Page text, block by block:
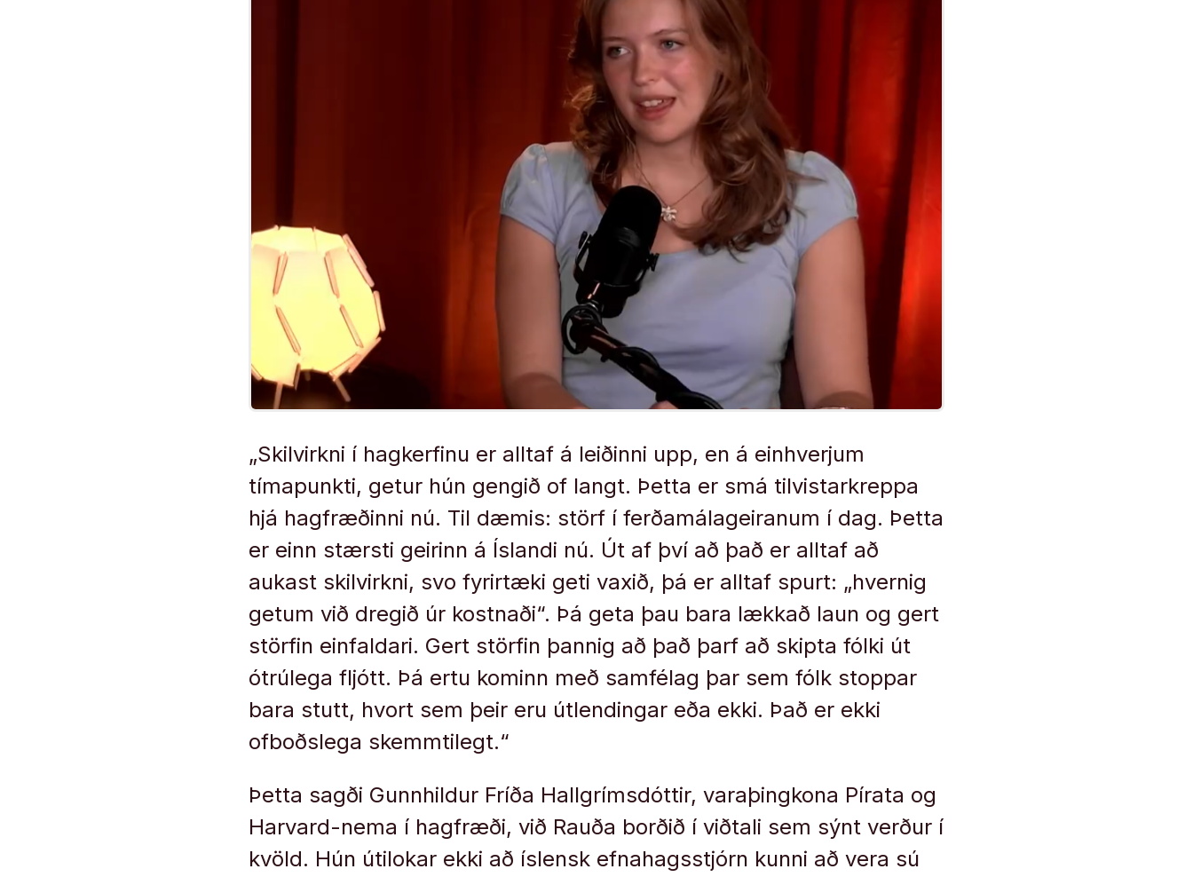
„Skilvirkni í hagkerfinu er alltaf á leiðinni upp, en á einhverjum
tímapunkti, getur hún gengið of langt. Þetta er smá tilvistarkreppa
hjá hagfræðinni nú. Til dæmis: störf í ferðamálageiranum í dag. Þetta
er einn stærsti geirinn á Íslandi nú. Út af því að það er alltaf að
aukast skilvirkni, svo fyrirtæki geti vaxið, þá er alltaf spurt: „hvernig
getum við dregið úr kostnaði“. Þá geta þau bara lækkað laun og gert
störfin einfaldari. Gert störfin þannig að það þarf að skipta fólki út
ótrúlega fljótt. Þá ertu kominn með samfélag þar sem fólk stoppar
bara stutt, hvort sem þeir eru útlendingar eða ekki. Það er ekki
ofboðslega skemmtilegt.“
Þetta sagði Gunnhildur Fríða Hallgrímsdóttir, varaþingkona Pírata og
Harvard-nema í hagfræði, við Rauða borðið í viðtali sem sýnt verður í
kvöld. Hún útilokar ekki að íslensk efnahagsstjórn kunni að vera sú